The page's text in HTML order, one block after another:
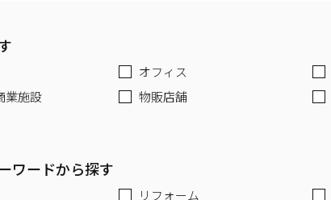
オフィス
業施設
物販店舗
ワードから探す
リフォーム